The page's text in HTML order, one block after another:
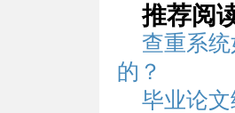
推荐阅
查重系
的？
毕业论